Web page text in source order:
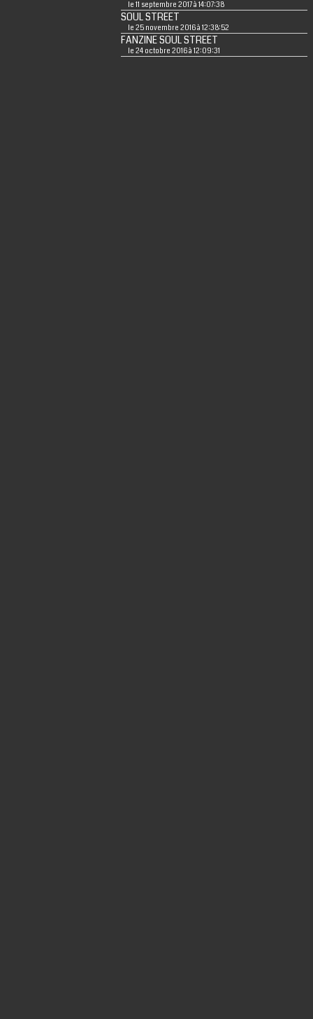
le 11 septembre 2017 à 14:07:38
SOUL STREET
le 25 novembre 2016 à 12:38:52
FANZINE SOUL STREET
le 24 octobre 2016 à 12:09:31